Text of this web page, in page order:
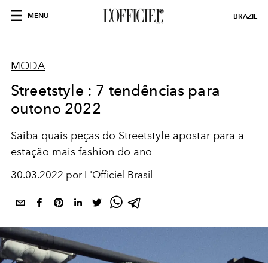
MENU BRAZIL
MODA
Streetstyle : 7 tendências para
outono 2022
Saiba quais peças do Streetstyle apostar para a
estação mais fashion do ano
30.03.2022 por L'Officiel Brasil